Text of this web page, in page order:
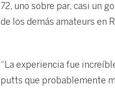
72, uno sobre par, casi un
de los demás amateurs en
“La experiencia fue
putts que probablemente